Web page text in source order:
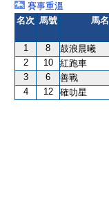
賽事重溫
名次 馬號 馬名
1 8 鼓浪晨曦
2
10 紅跑車
3
6 善戰
4
12 確叻星